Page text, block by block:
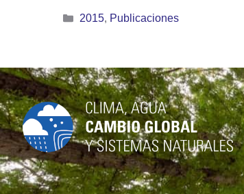
2015, Publicaciones